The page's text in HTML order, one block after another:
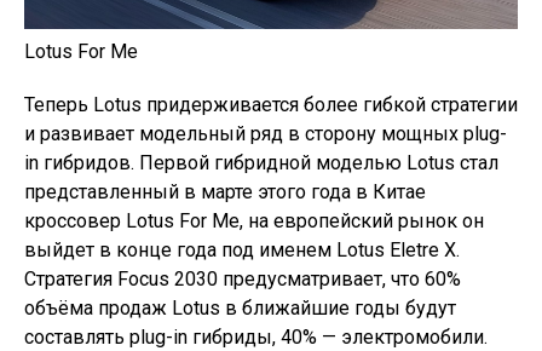
Lotus For Me
Теперь Lotus придерживается более гибкой стратегии
и развивает модельный ряд в сторону мощных plug-
in гибридов. Первой гибридной моделью Lotus стал
представленный в марте этого года в Китае
кроссовер Lotus For Me, на европейский рынок он
выйдет в конце года под именем Lotus Eletre X.
Стратегия Focus 2030 предусматривает, что 60%
объёма продаж Lotus в ближайшие годы будут
составлять plug-in гибриды, 40% — электромобили.